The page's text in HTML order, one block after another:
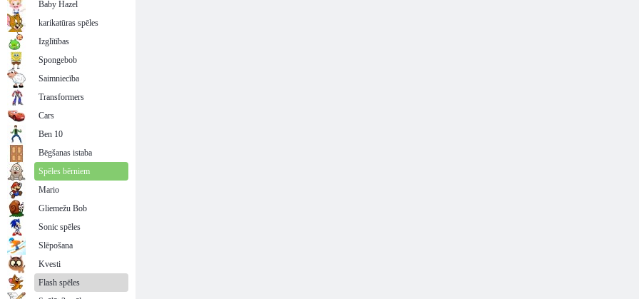
Baby Hazel
karikatūras spēles
Izglītības
Spongebob
Saimniecība
Transformers
Cars
Ben 10
Bēgšanas istaba
Spēles bērniem
Mario
Gliemežu Bob
Sonic spēles
Slēpošana
Kvesti
Flash spēles